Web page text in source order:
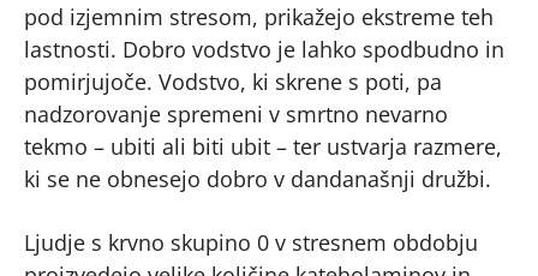
pod izjemnim stresom, prikažejo ekstreme teh
lastnosti. Dobro vodstvo je lahko spodbudno in
pomirjujoče. Vodstvo, ki skrene s poti, pa
nadzorovanje spremeni v smrtno nevarno
tekmo – ubiti ali biti ubit – ter ustvarja razmere,
ki se ne obnesejo dobro v dandanašnji družbi.
Ljudje s krvno skupino 0 v stresnem obdobju